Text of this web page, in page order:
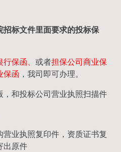
招标文件里面要求的投标保
行保函、 或者担保公司商业保
保函 ，我司即可办理。
，和投标公司营业执照扫描件
业执照复印件，资质证书复
出原件